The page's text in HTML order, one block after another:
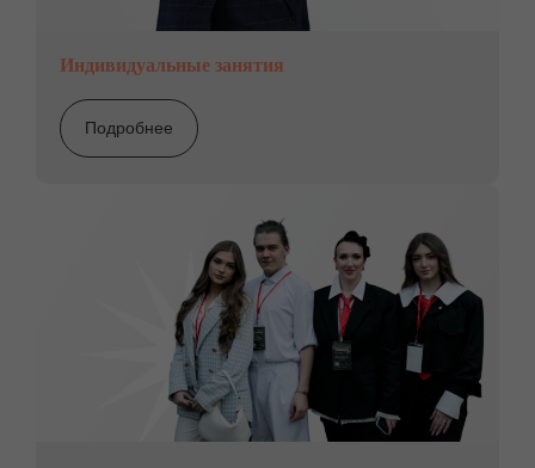
Индивидуальные занятия
Подробнее